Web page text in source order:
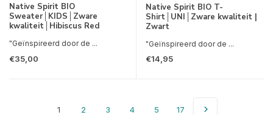
Native Spirit BIO
Sweater│KIDS│Zware
kwaliteit│Hibiscus Red
"Geïnspireerd door de ...
€35,00
Native Spirit BIO T-
Shirt│UNI│Zware kwaliteit |
Zwart
"Geïnspireerd door de ...
€14,95
1 2 3 4 5 17